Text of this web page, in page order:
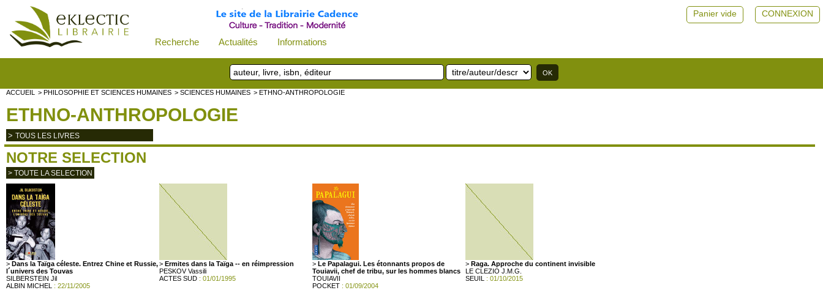
Recherche Actualités Informations
CONNEXION
Panier vide
ACCUEIL > PHILOSOPHIE ET SCIENCES HUMAINES > SCIENCES HUMAINES > ETHNO-ANTHROPOLOGIE
ETHNO-ANTHROPOLOGIE
> TOUS LES LIVRES
NOTRE SELECTION
> TOUTE LA SELECTION
> Dans la Taïga céleste. Entrez Chine et Russie,
l´univers des Touvas
SILBERSTEIN Jil
ALBIN MICHEL
: 22/11/2005
> Ermites dans la Taïga -- en réimpression
PESKOV Vassili
ACTES SUD : 01/01/1995
> Le Papalagui. Les étonnants propos de
Touiavii, chef de tribu, sur les hommes blancs
TOUIAVII
POCKET : 01/09/2004
> Raga. Approche du continent invisible
LE CLEZIO J.M.G.
SEUIL
: 01/10/2015